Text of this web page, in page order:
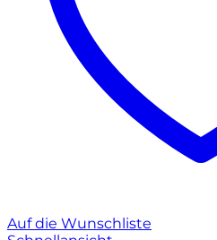
Auf die Wunschliste